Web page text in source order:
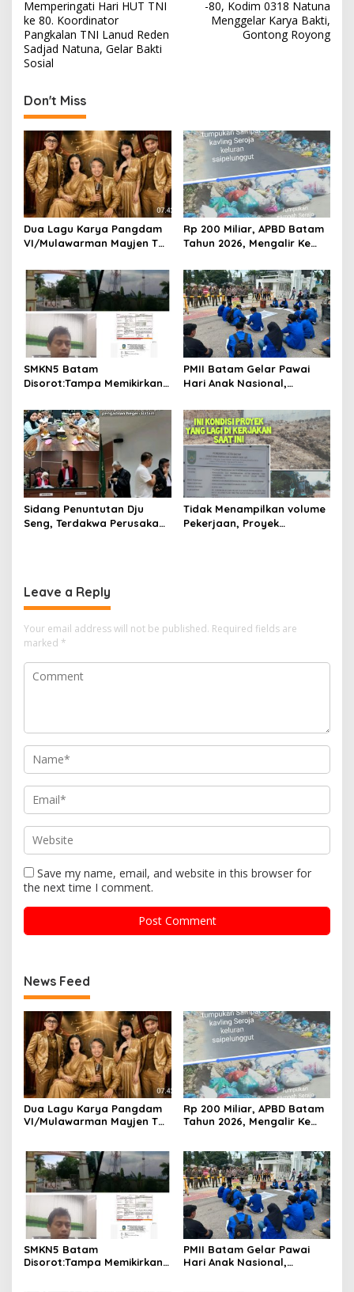
s
t
n
a
v
i
g
a
t
i
o
n
Memperingati Hari HUT TNI
ke 80. Koordinator
Pangkalan TNI Lanud Reden
Sadjad Natuna, Gelar Bakti
Sosial
-80, Kodim 0318 Natuna
Menggelar Karya Bakti,
Gontong Royong
Don't Miss
Dua Lagu Karya Pangdam
VI/Mulawarman Mayjen TNI
Singing Competition HUT
Ke-81 RI
Rp 200 Miliar, APBD Batam
Tahun 2026, Mengalir Ke
Batam, Belum Berhasil
Bereskan Sampah
SMKN5 Batam
Disorot:Tampa Memikirkan
Lingkungan, Gubernur
Kepri, Ansar Ahmad
Komersilkan Lahan Sekolah
Untuk Pendirian Tower
PMII Batam Gelar Pawai
Hari Anak Nasional,
untuk Pemko dan DPRD
Kota Batam
Sidang Penuntutan Dju
Seng, Terdakwa Perusakan
Tidak Menampilkan volume
Pekerjaan, Proyek
Leave a Reply
Your email address will not be published. Required fields are
marked *
Save my name, email, and website in this browser for
the next time I comment.
News Feed
Dua Lagu Karya Pangdam
VI/Mulawarman Mayjen TNI
Ke-81 RI
Rp 200 Miliar, APBD Batam
Tahun 2026, Mengalir Ke
Bereskan Sampah
SMKN5 Batam
Disorot:Tampa Memikirkan
PMII Batam Gelar Pawai
Hari Anak Nasional,